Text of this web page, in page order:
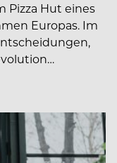
Pizza Hut eines
Europas. Im